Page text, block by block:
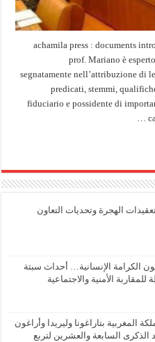
achamila press : documents
prof. Mariano è
segnatamente nell’attribuzione
predicati, stemmi,
fiduciario e possidente di
الهجرة وتحديات التعاون
الكرامة الإنسانية… أحداث سبتة
الأمنية والاجتماعية
المغربية بتاراغونا وليريدا وأراغون
الذكرى السابعة والعشرين لتربع